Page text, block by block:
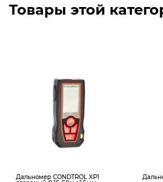
Товары этой
Дальномер CONDTROL XР1